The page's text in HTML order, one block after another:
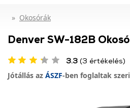
Okosórák
Denver SW-182B
3.3 (3 értékelés)
Jótállás az ÁSZF-ben foglaltak